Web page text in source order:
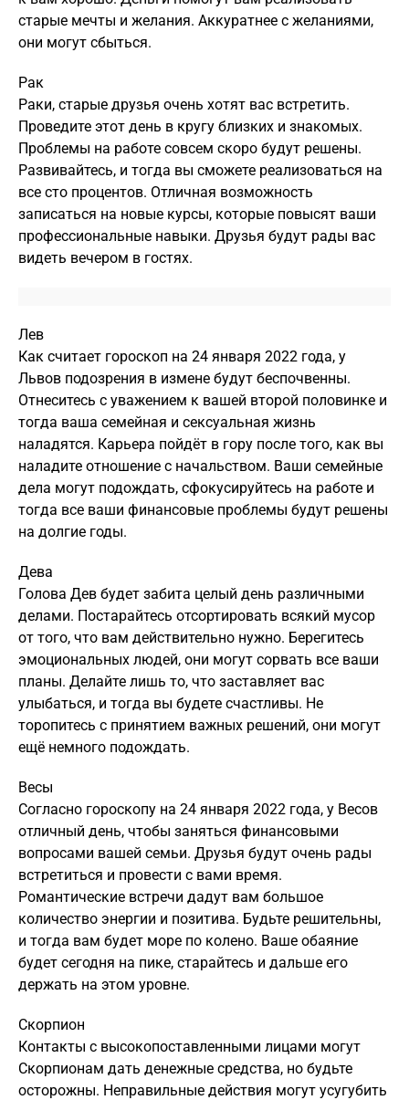
старые мечты и желания. Аккуратнее с желаниями,
они могут сбыться.
Рак
Раки, старые друзья очень хотят вас встретить.
Проведите этот день в кругу близких и знакомых.
Проблемы на работе совсем скоро будут решены.
Развивайтесь, и тогда вы сможете реализоваться на
все сто процентов. Отличная возможность
записаться на новые курсы, которые повысят ваши
профессиональные навыки. Друзья будут рады вас
видеть вечером в гостях.
Лев
Как считает гороскоп на 24 января 2022 года, у
Львов подозрения в измене будут беспочвенны.
Отнеситесь с уважением к вашей второй половинке и
тогда ваша семейная и сексуальная жизнь
наладятся. Карьера пойдёт в гору после того, как вы
наладите отношение с начальством. Ваши семейные
дела могут подождать, сфокусируйтесь на работе и
тогда все ваши финансовые проблемы будут решены
на долгие годы.
Дева
Голова Дев будет забита целый день различными
делами. Постарайтесь отсортировать всякий мусор
от того, что вам действительно нужно. Берегитесь
эмоциональных людей, они могут сорвать все ваши
планы. Делайте лишь то, что заставляет вас
улыбаться, и тогда вы будете счастливы. Не
торопитесь с принятием важных решений, они могут
ещё немного подождать.
Весы
Согласно гороскопу на 24 января 2022 года, у Весов
отличный день, чтобы заняться финансовыми
вопросами вашей семьи. Друзья будут очень рады
встретиться и провести с вами время.
Романтические встречи дадут вам большое
количество энергии и позитива. Будьте решительны,
и тогда вам будет море по колено. Ваше обаяние
будет сегодня на пике, старайтесь и дальше его
держать на этом уровне.
Скорпион
Контакты с высокопоставленными лицами могут
Скорпионам дать денежные средства, но будьте
осторожны. Неправильные действия могут усугубить